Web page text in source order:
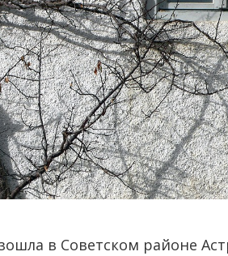
в Советском районе